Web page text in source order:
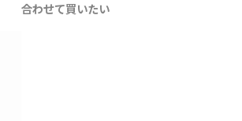
合わせて買いたい